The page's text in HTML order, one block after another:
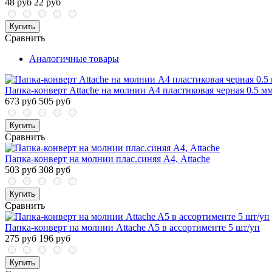
48 руб 22 руб
Купить
Сравнить
Аналогичные товары
Папка-конверт Attache на молнии А4 пластиковая черная 0.5
673 руб 505 руб
Купить
Сравнить
Папка-конверт на молнии плас.синяя А4, Attache
503 руб 308 руб
Купить
Сравнить
Папка-конверт на молнии Аttache A5 в ассортименте 5 шт/уп
275 руб 196 руб
Купить